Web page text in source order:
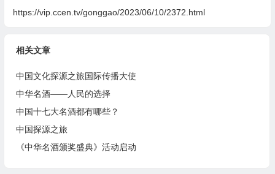
https://vip.ccen.tv/gonggao/2023/06/10/2372.html
相关文章
中国文化探源之旅国际传播大使
中华名酒——人民的选择
中国十七大名酒都有哪些？
中国探源之旅
《中华名酒颁奖盛典》活动启动